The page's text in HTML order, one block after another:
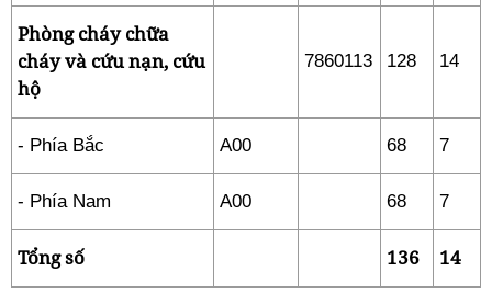
Phòng cháy chữa
cháy và cứu nạn, cứu
hộ
7860113 128 14
- Phía Bắc A00 68 7
- Phía Nam A00 68 7
Tổng số 136 14